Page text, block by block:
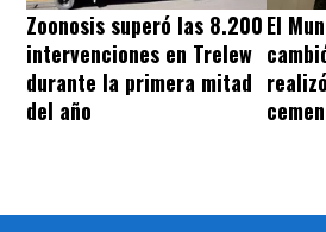
Zoonosis superó las 8.200
intervenciones en Trelew
durante la primera mitad
del año
El